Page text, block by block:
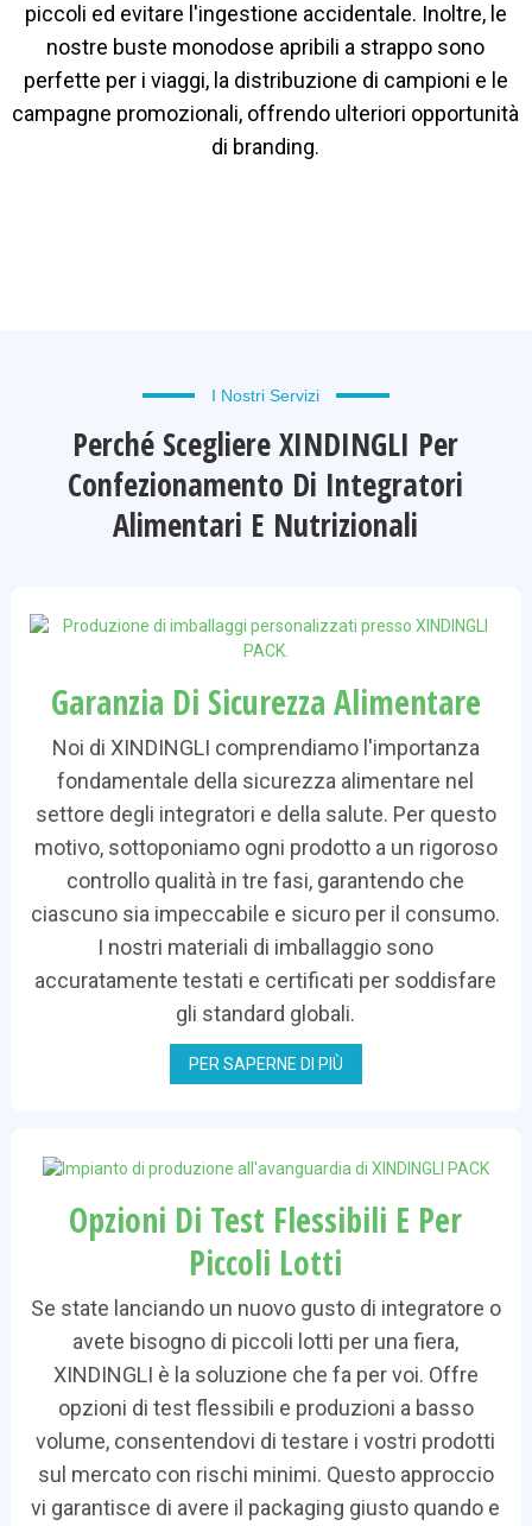
piccoli ed evitare l'ingestione accidentale. Inoltre, le
nostre buste monodose apribili a strappo sono
perfette per i viaggi, la distribuzione di campioni e le
campagne promozionali, offrendo ulteriori opportunità
di branding.
I Nostri Servizi
Perché Scegliere XINDINGLI Per
Confezionamento Di Integratori
Alimentari E Nutrizionali
Garanzia Di Sicurezza Alimentare
Noi di XINDINGLI comprendiamo l'importanza
fondamentale della sicurezza alimentare nel
settore degli integratori e della salute. Per questo
motivo, sottoponiamo ogni prodotto a un rigoroso
controllo qualità in tre fasi, garantendo che
ciascuno sia impeccabile e sicuro per il consumo.
I nostri materiali di imballaggio sono
accuratamente testati e certificati per soddisfare
gli standard globali.
PER SAPERNE DI PIÙ
Opzioni Di Test Flessibili E Per
Piccoli Lotti
Se state lanciando un nuovo gusto di integratore o
avete bisogno di piccoli lotti per una fiera,
XINDINGLI è la soluzione che fa per voi. Offre
opzioni di test flessibili e produzioni a basso
volume, consentendovi di testare i vostri prodotti
sul mercato con rischi minimi. Questo approccio
vi garantisce di avere il packaging giusto quando e